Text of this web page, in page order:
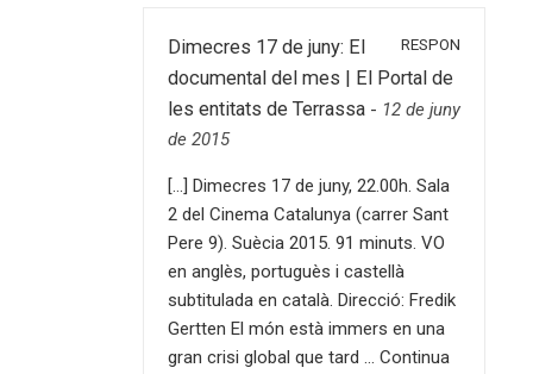
Dimecres 17 de juny: El
documental del mes | El Portal de
les entitats de Terrassa - 12 de juny
de 2015
RESPON
[…] Dimecres 17 de juny, 22.00h. Sala
2 del Cinema Catalunya (carrer Sant
Pere 9). Suècia 2015. 91 minuts. VO
en anglès, portuguès i castellà
subtitulada en català. Direcció: Fredik
Gertten El món està immers en una
gran crisi global que tard … Continua